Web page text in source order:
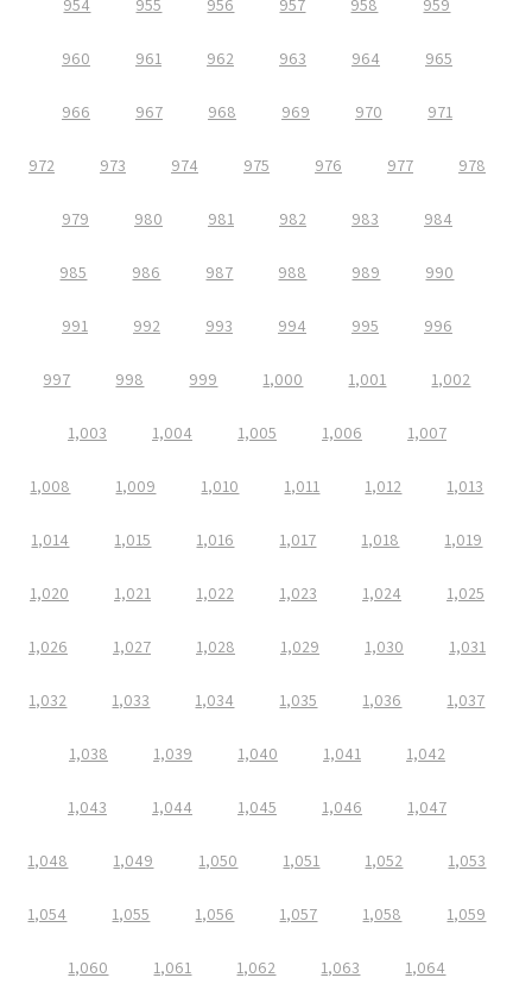
954 955 956 957 958 959
960 961 962 963 964 965
966 967 968 969 970 971
972 973 974 975 976 977 978
979 980 981 982 983 984
985 986 987 988 989 990
991 992 993 994 995 996
997 998 999 1,000 1,001 1,002
1,003 1,004 1,005 1,006 1,007
1,008 1,009 1,010 1,011 1,012 1,013
1,014 1,015 1,016 1,017 1,018 1,019
1,020 1,021 1,022 1,023 1,024 1,025
1,026 1,027 1,028 1,029 1,030 1,031
1,032 1,033 1,034 1,035 1,036 1,037
1,038 1,039 1,040 1,041 1,042
1,043 1,044 1,045 1,046 1,047
1,048 1,049 1,050 1,051 1,052 1,053
1,054 1,055 1,056 1,057 1,058 1,059
1,060 1,061 1,062 1,063 1,064